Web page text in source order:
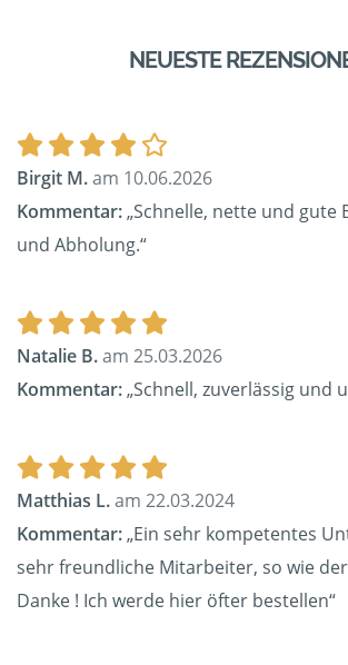
NEUESTE
Birgit M.am 10.06.2026
Kommentar:„Schnelle, nette und gute
und Abholung.“
Natalie B.am 25.03.2026
Kommentar:„Schnell, zuverlässig und
Matthias L.am 22.03.2024
Kommentar:„Ein sehr kompetentes
sehr freundliche Mitarbeiter, so wie
Danke ! Ich werde hier öfter bestellen“